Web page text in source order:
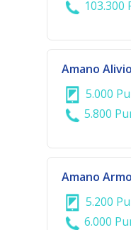
103.300
5.000
5.800
Amano
5.200
6.000